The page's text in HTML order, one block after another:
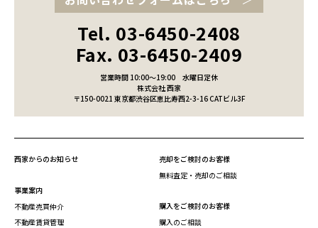
Tel. 03-6450-2408
Fax. 03-6450-2409
営業時間 10:00～19:00
水曜日定休
株式会社 西家
〒150-0021 東京都渋谷区恵比寿西2-3-16 CATビル3F
西家からのお知らせ
事業案内
不動産売買仲介
不動産賃貸管理
売却をご検討のお客様
無料査定・売却のご相談
購入をご検討のお客様
購入のご相談